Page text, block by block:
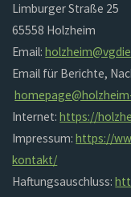
Limburger Straße 25
65558 Holzheim
Email:
Email für Berichte,
Internet:https://
Impressum:https://
kontakt/
Haftungsauschluss: